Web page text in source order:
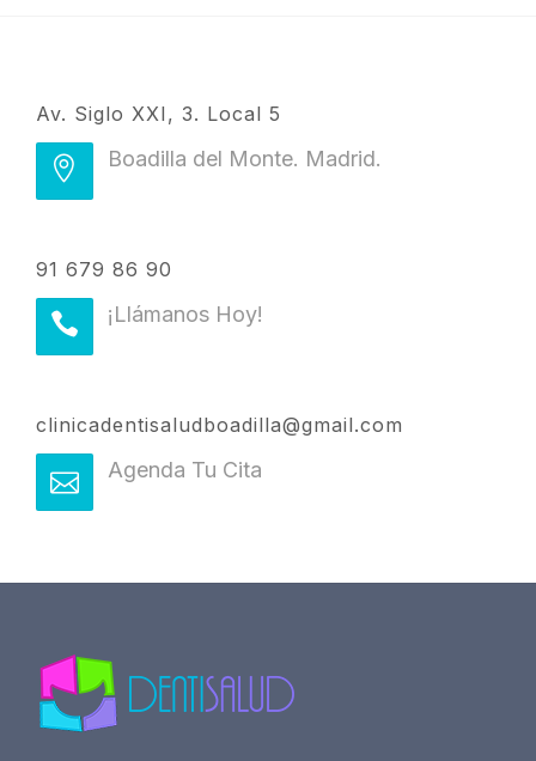
Av. Siglo XXI, 3. Local 5
Boadilla del Monte. Madrid.
91 679 86 90
¡Llámanos Hoy!
clinicadentisaludboadilla@gmail.com
Agenda Tu Cita